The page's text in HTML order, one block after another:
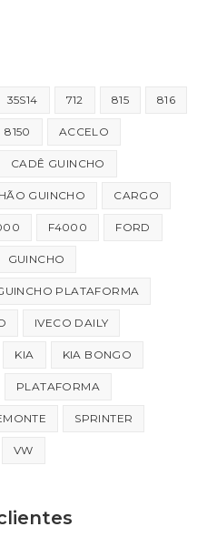
35S14 712 815 816
8150 ACCELO
CADÊ GUINCHO
GUINCHO CARGO
F4000 FORD
GUINCHO
PLATAFORMA
IVECO DAILY
KIA KIA BONGO
PLATAFORMA
SPRINTER
VW